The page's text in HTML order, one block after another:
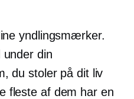
yndlingsmærker.
din
du stoler på dit liv
fleste af dem har en